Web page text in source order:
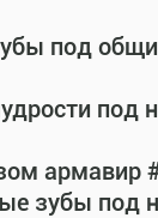
под
под
армавир
зубы под